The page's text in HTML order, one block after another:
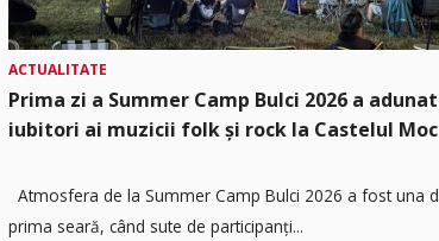
ACTUALITATE
Prima zi a Summer Camp Bulci 2026 a
iubitori ai muzicii folk și rock la Castelul
Atmosfera de la Summer Camp Bulci 2026 a fost una
prima seară, când sute de participanți...